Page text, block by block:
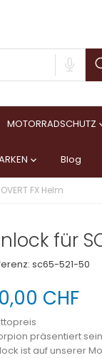
MOTORRADSCHUTZ
 Blog
FX Helm
für
sc65-521-50
CHF
präsentiert
ist auf unserer